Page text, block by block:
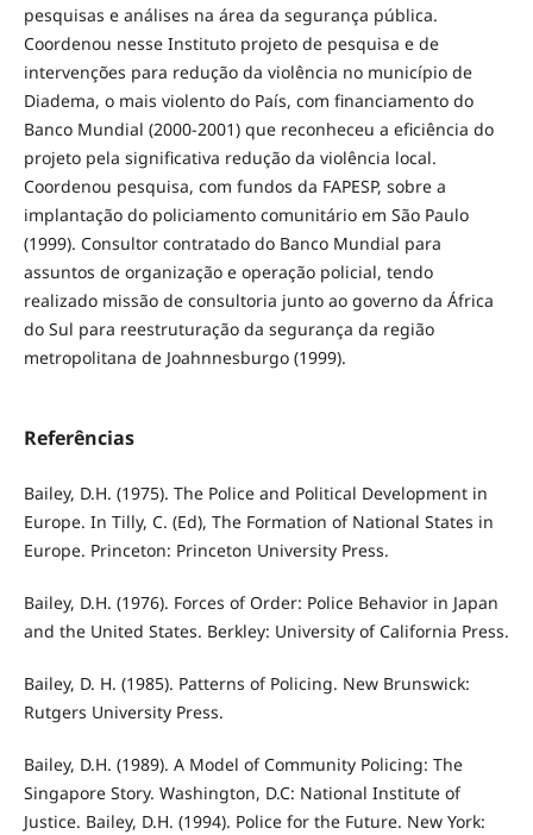
pesquisas e análises na área da segurança pública.
Coordenou nesse Instituto projeto de pesquisa e de
intervenções para redução da violência no município de
Diadema, o mais violento do País, com financiamento do
Banco Mundial (2000-2001) que reconheceu a eficiência do
projeto pela significativa redução da violência local.
Coordenou pesquisa, com fundos da FAPESP, sobre a
implantação do policiamento comunitário em São Paulo
(1999). Consultor contratado do Banco Mundial para
assuntos de organização e operação policial, tendo
realizado missão de consultoria junto ao governo da África
do Sul para reestruturação da segurança da região
metropolitana de Joahnnesburgo (1999).
Referências
Bailey, D.H. (1975). The Police and Political Development in
Europe. In Tilly, C. (Ed), The Formation of National States in
Europe. Princeton: Princeton University Press.
Bailey, D.H. (1976). Forces of Order: Police Behavior in Japan
and the United States. Berkley: University of California Press.
Bailey, D. H. (1985). Patterns of Policing. New Brunswick:
Rutgers University Press.
Bailey, D.H. (1989). A Model of Community Policing: The
Singapore Story. Washington, D.C: National Institute of
Justice. Bailey, D.H. (1994). Police for the Future. New York: